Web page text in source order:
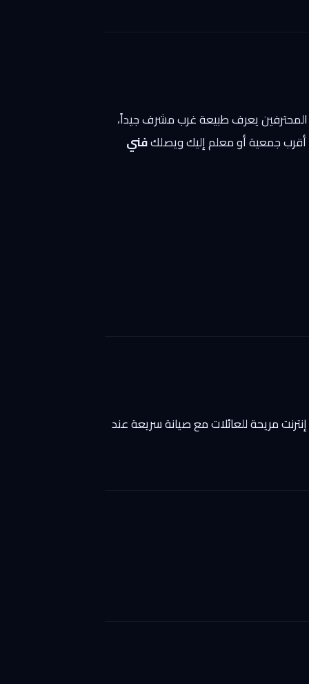
المحترفين يعرف طبيعة غرب مشرف جيداً،
جمعية أو معلم إليك ويصلكفني
مريحة للعائلات مع صيانة سريعة عند